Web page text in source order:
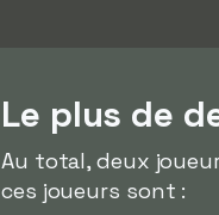
Le plus de
Au total, deux
ces joueurs sont :